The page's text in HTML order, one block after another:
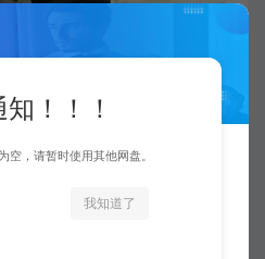
！！！
空，请暂时使用其他网盘。
我知道了